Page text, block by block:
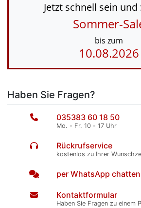
Jetzt schnell sein und
Sommer-
bis zum
10.08.2026
Haben Sie Fragen?
035383 60 18 50
Mo. - Fr. 10 - 17 Uhr
Rückrufservice
kostenlos zu Ihrer
per WhatsApp chatten
Kontaktformular
Haben Sie Fragen zu einem